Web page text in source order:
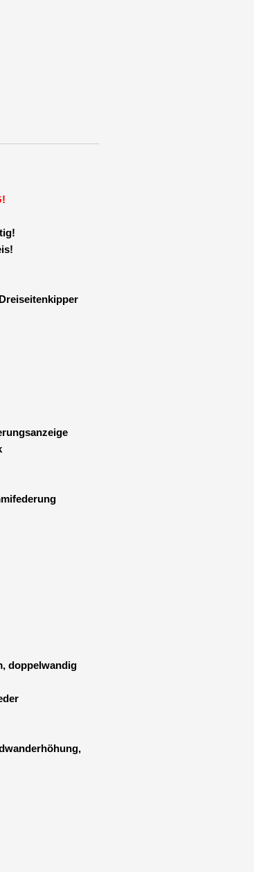
doppelwandig